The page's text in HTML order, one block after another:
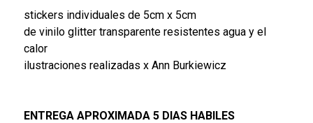
stickers individuales de 5cm x 5cm
de vinilo glitter transparente resistentes agua y el
calor
ilustraciones realizadas x Ann Burkiewicz
ENTREGA APROXIMADA 5 DIAS HABILES